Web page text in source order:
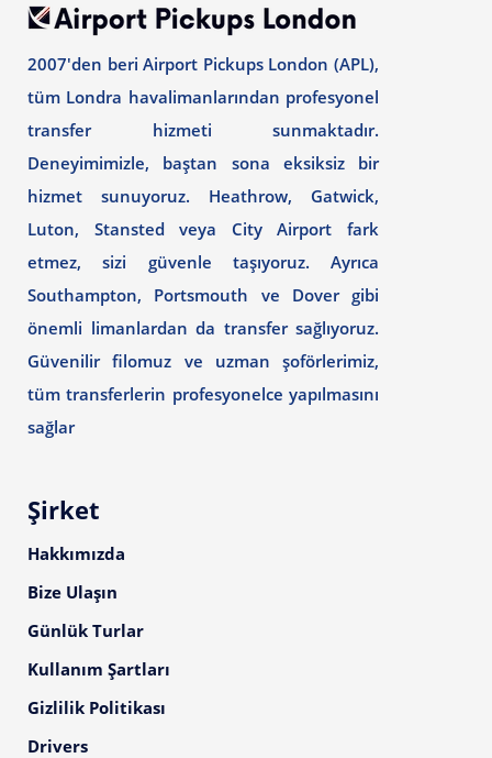
2007'den beri Airport Pickups London (APL),
tüm Londra havalimanlarından profesyonel
transfer hizmeti sunmaktadır.
Deneyimimizle, baştan sona eksiksiz bir
hizmet sunuyoruz. Heathrow, Gatwick,
Luton, Stansted veya City Airport fark
etmez, sizi güvenle taşıyoruz. Ayrıca
Southampton, Portsmouth ve Dover gibi
önemli limanlardan da transfer sağlıyoruz.
Güvenilir filomuz ve uzman şoförlerimiz,
tüm transferlerin profesyonelce yapılmasını
sağlar
Şirket
Hakkımızda
Bize Ulaşın
Günlük Turlar
Kullanım Şartları
Gizlilik Politikası
Drivers